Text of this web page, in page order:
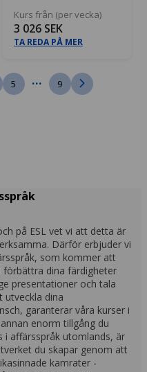
Kurs från (per vecka)
3 026 SEK
TA REDA PÅ MER
5 ... 9
på ESL vet vi att detta är
Därför erbjuder vi
som kommer att
förbättra dina färdigheter
presentationer och tala
utveckla dina
garanterar våra kurser i
enorm tillgång du
i affärsspråk utomlands, är
du skapar genom att
kamrater -